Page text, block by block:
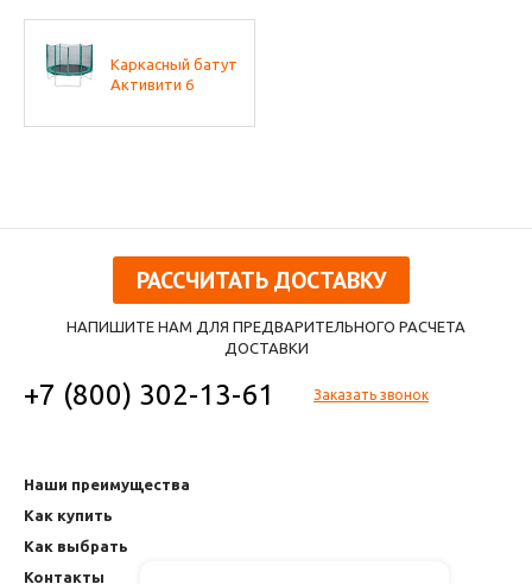
Каркасный батут
Активити 6
РАССЧИТАТЬ ДОСТАВКУ
НАПИШИТЕ НАМ ДЛЯ ПРЕДВАРИТЕЛЬНОГО РАСЧЕТА
ДОСТАВКИ
+7 (800) 302-13-61 Заказать звонок
Наши преимущества
Как купить
Как выбрать
Контакты